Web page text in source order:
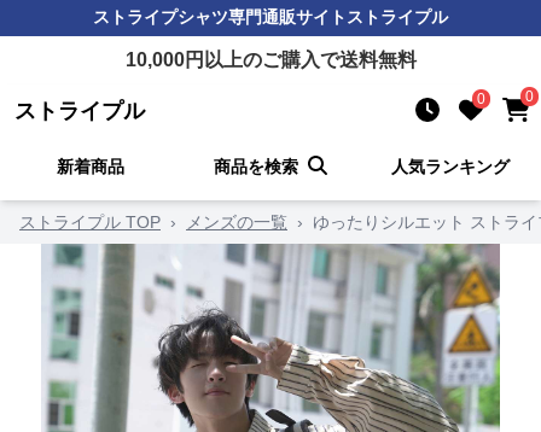
ストライプシャツ専門通販サイト ストライプル
10,000円以上のご購入で送料無料
ストライプル 0 0
新着商品 商品を検索 人気ランキング
ストライプル TOP › メンズの一覧 › ゆったりシルエット ストラ